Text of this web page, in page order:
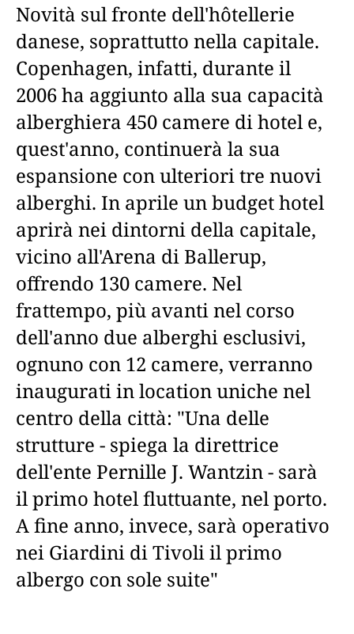
Novità sul fronte dell'hôtellerie
danese, soprattutto nella capitale.
Copenhagen, infatti, durante il
2006 ha aggiunto alla sua capacità
alberghiera 450 camere di hotel e,
quest'anno, continuerà la sua
espansione con ulteriori tre nuovi
alberghi. In aprile un budget hotel
aprirà nei dintorni della capitale,
vicino all'Arena di Ballerup,
offrendo 130 camere. Nel
frattempo, più avanti nel corso
dell'anno due alberghi esclusivi,
ognuno con 12 camere, verranno
inaugurati in location uniche nel
centro della città: "Una delle
strutture - spiega la direttrice
dell'ente Pernille J. Wantzin - sarà
il primo hotel fluttuante, nel porto.
A fine anno, invece, sarà operativo
nei Giardini di Tivoli il primo
albergo con sole suite"